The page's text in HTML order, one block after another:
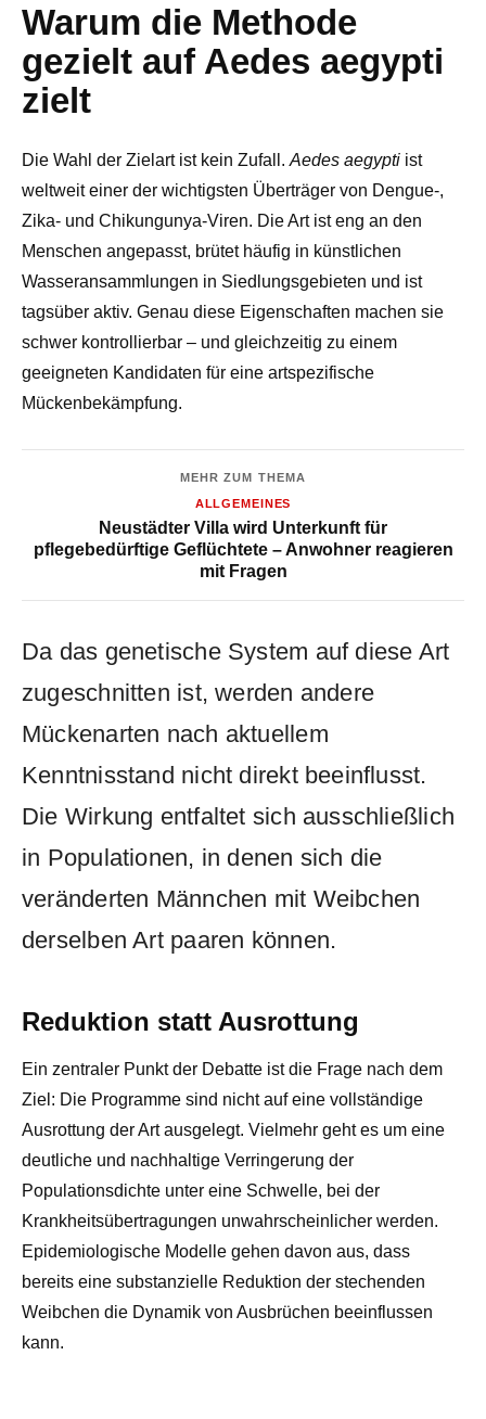
Warum die Methode
gezielt auf Aedes aegypti
zielt
Die Wahl der Zielart ist kein Zufall. Aedes aegypti ist
weltweit einer der wichtigsten Überträger von Dengue-,
Zika- und Chikungunya-Viren. Die Art ist eng an den
Menschen angepasst, brütet häufig in künstlichen
Wasseransammlungen in Siedlungsgebieten und ist
tagsüber aktiv. Genau diese Eigenschaften machen sie
schwer kontrollierbar – und gleichzeitig zu einem
geeigneten Kandidaten für eine artspezifische
Mückenbekämpfung.
MEHR ZUM THEMA
ALLGEMEINES
Neustädter Villa wird Unterkunft für
pflegebedürftige Geflüchtete – Anwohner reagieren
mit Fragen
Da das genetische System auf diese Art
zugeschnitten ist, werden andere
Mückenarten nach aktuellem
Kenntnisstand nicht direkt beeinflusst.
Die Wirkung entfaltet sich ausschließlich
in Populationen, in denen sich die
veränderten Männchen mit Weibchen
derselben Art paaren können.
Reduktion statt Ausrottung
Ein zentraler Punkt der Debatte ist die Frage nach dem
Ziel: Die Programme sind nicht auf eine vollständige
Ausrottung der Art ausgelegt. Vielmehr geht es um eine
deutliche und nachhaltige Verringerung der
Populationsdichte unter eine Schwelle, bei der
Krankheitsübertragungen unwahrscheinlicher werden.
Epidemiologische Modelle gehen davon aus, dass
bereits eine substanzielle Reduktion der stechenden
Weibchen die Dynamik von Ausbrüchen beeinflussen
kann.